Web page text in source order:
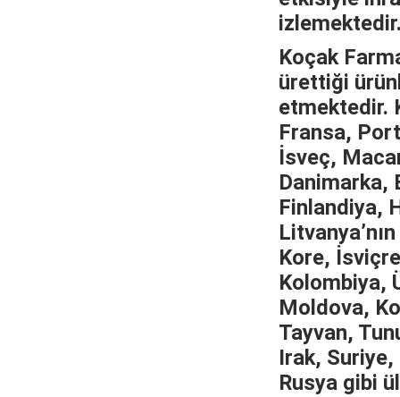
Koçak
ürettiği
etmektedir.
Fransa,
İsveç,
Danimarka,
Finlandiya,
Kore,
Kolombiya,
Moldova,
Tayvan,
Irak, Suriye,
Rusya gibi